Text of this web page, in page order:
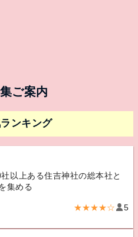
ご案内
ンキング
以上ある住吉神社の総本社と
集める
★★★★☆ 5